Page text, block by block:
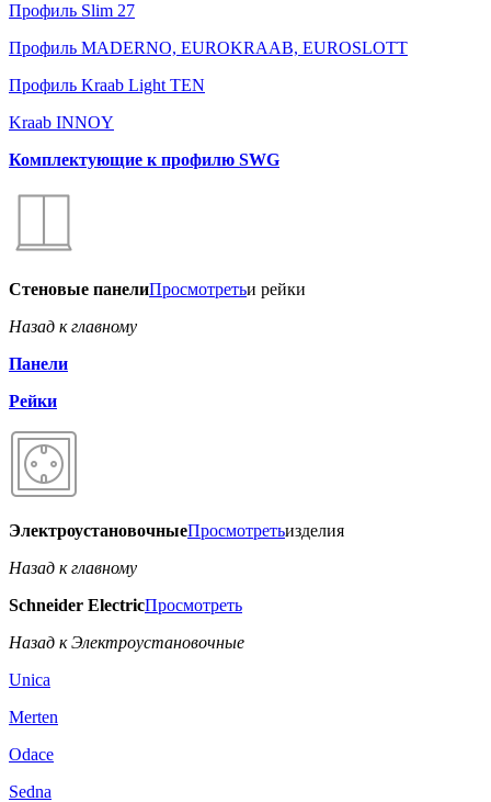
Профиль Slim 27
Профиль MADERNO, EUROKRAAB, EUROSLOTT
Профиль Kraab Light TEN
Kraab INNOY
Комплектующие к профилю SWG
Стеновые панелиПросмотретьи рейки
Назад к главному
Панели
Рейки
ЭлектроустановочныеПросмотретьизделия
Назад к главному
Schneider ElectricПросмотреть
Назад к Электроустановочные
Unica
Merten
Odace
Sedna